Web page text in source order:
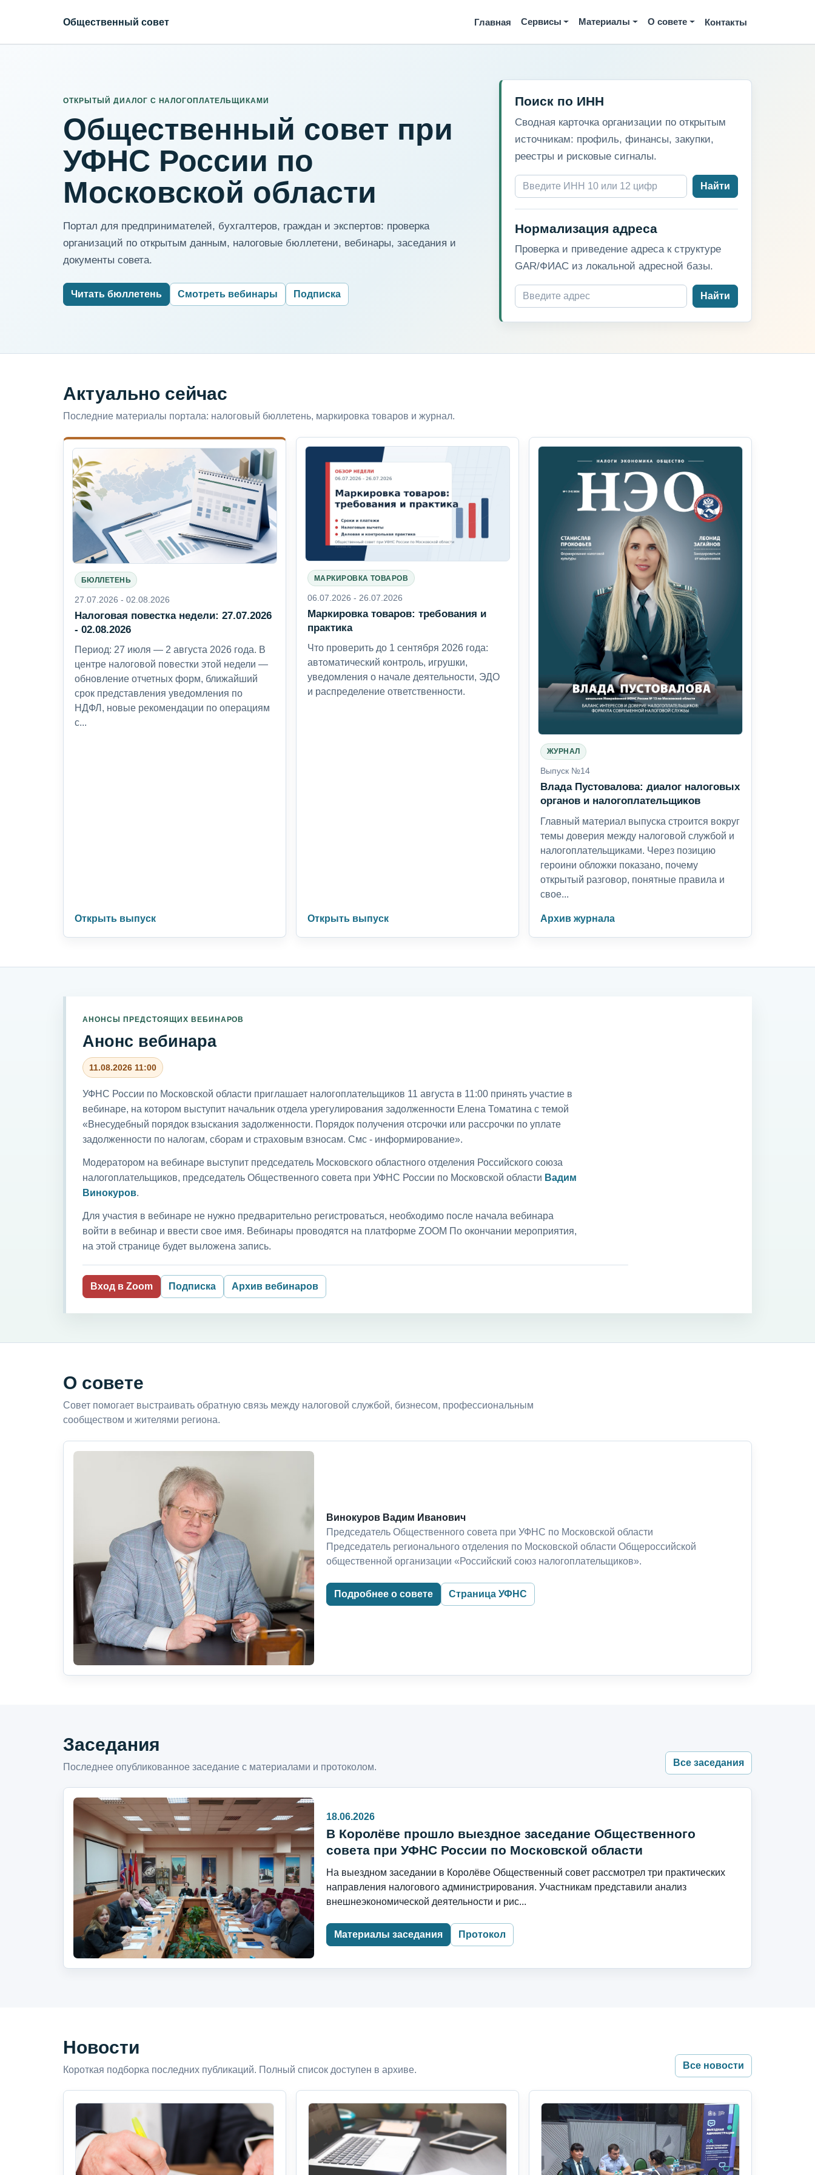
Общественный совет Главная Сервисы Материалы О совете Контакты
ОТКРЫТЫЙ ДИАЛОГ С НАЛОГОПЛАТЕЛЬЩИКАМИ
Общественный совет при
УФНС России по
Московской области
Портал для предпринимателей, бухгалтеров, граждан и экспертов: проверка
организаций по открытым данным, налоговые бюллетени, вебинары, заседания и
документы совета.
Читать бюллетень Смотреть вебинары Подписка
Поиск по ИНН
Сводная карточка организации по открытым
источникам: профиль, финансы, закупки,
реестры и рисковые сигналы.
Найти
Нормализация адреса
Проверка и приведение адреса к структуре
GAR/ФИАС из локальной адресной базы.
Найти
Актуально сейчас
Последние материалы портала: налоговый бюллетень, маркировка товаров и журнал.
БЮЛЛЕТЕНЬ
27.07.2026 - 02.08.2026
Налоговая повестка недели: 27.07.2026
- 02.08.2026
Период: 27 июля — 2 августа 2026 года. В
центре налоговой повестки этой недели —
обновление отчетных форм, ближайший
срок представления уведомления по
НДФЛ, новые рекомендации по операциям
с...
Открыть выпуск
МАРКИРОВКА ТОВАРОВ
06.07.2026 - 26.07.2026
Маркировка товаров: требования и
практика
Что проверить до 1 сентября 2026 года:
автоматический контроль, игрушки,
уведомления о начале деятельности, ЭДО
и распределение ответственности.
Открыть выпуск
ЖУРНАЛ
Выпуск №14
Влада Пустовалова: диалог налоговых
органов и налогоплательщиков
Главный материал выпуска строится вокруг
темы доверия между налоговой службой и
налогоплательщиками. Через позицию
героини обложки показано, почему
открытый разговор, понятные правила и
свое...
Архив журнала
АНОНСЫ ПРЕДСТОЯЩИХ ВЕБИНАРОВ
Анонс вебинара
11.08.2026 11:00
УФНС России по Московской области приглашает налогоплательщиков 11 августа в 11:00 принять участие в
вебинаре, на котором выступит начальник отдела урегулирования задолженности Елена Томатина с темой
«Внесудебный порядок взыскания задолженности. Порядок получения отсрочки или рассрочки по уплате
задолженности по налогам, сборам и страховым взносам. Смс - информирование».
Модератором на вебинаре выступит председатель Московского областного отделения Российского союза
налогоплательщиков, председатель Общественного совета при УФНС России по Московской области Вадим
Винокуров.
Для участия в вебинаре не нужно предварительно регистроваться, необходимо после начала вебинара
войти в вебинар и ввести свое имя. Вебинары проводятся на платформе ZOOM По окончании мероприятия,
на этой странице будет выложена запись.
Вход в Zoom Подписка Архив вебинаров
О совете
Совет помогает выстраивать обратную связь между налоговой службой, бизнесом, профессиональным
сообществом и жителями региона.
Винокуров Вадим Иванович
Председатель Общественного совета при УФНС по Московской области
Председатель регионального отделения по Московской области Общероссийской
общественной организации «Российский союз налогоплательщиков».
Подробнее о совете Страница УФНС
Заседания
Последнее опубликованное заседание с материалами и протоколом. Все заседания
18.06.2026
В Королёве прошло выездное заседание Общественного
совета при УФНС России по Московской области
На выездном заседании в Королёве Общественный совет рассмотрел три практических
направления налогового администрирования. Участникам представили анализ
внешнеэкономической деятельности и рис...
Материалы заседания Протокол
Новости
Короткая подборка последних публикаций. Полный список доступен в архиве. Все новости